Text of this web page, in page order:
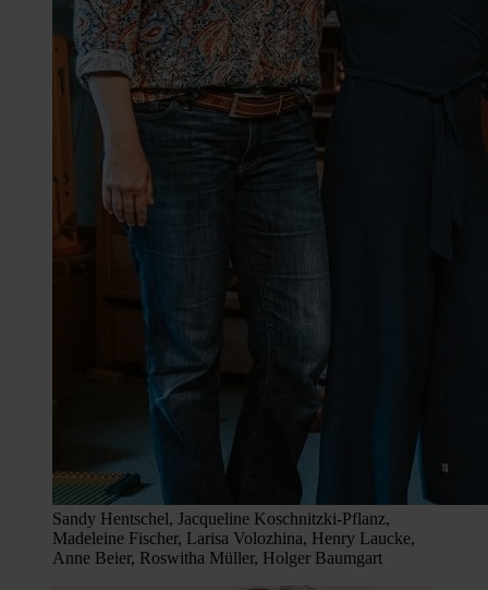
Sandy Hentschel, Jacqueline Koschnitzki-Pflanz,
Madeleine Fischer, Larisa Volozhina, Henry Laucke,
Anne Beier, Roswitha Müller, Holger Baumgart